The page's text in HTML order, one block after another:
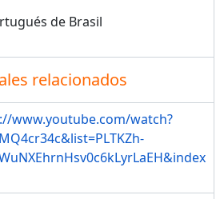
de Brasil
relacionados
www.youtube.com/watch?